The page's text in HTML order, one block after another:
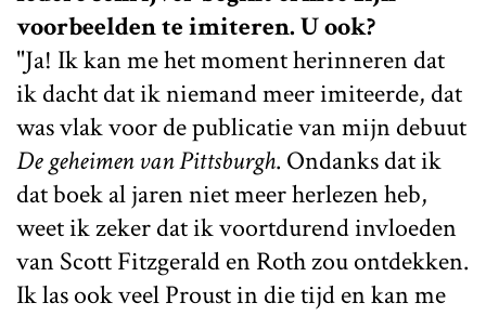
voorbeelden te imiteren. U ook?
"Ja! Ik kan me het moment herinneren dat
ik dacht dat ik niemand meer imiteerde, dat
was vlak voor de publicatie van mijn debuut
De geheimen van Pittsburgh. Ondanks dat ik
dat boek al jaren niet meer herlezen heb,
weet ik zeker dat ik voortdurend invloeden
van Scott Fitzgerald en Roth zou ontdekken.
Ik las ook veel Proust in die tijd en kan me